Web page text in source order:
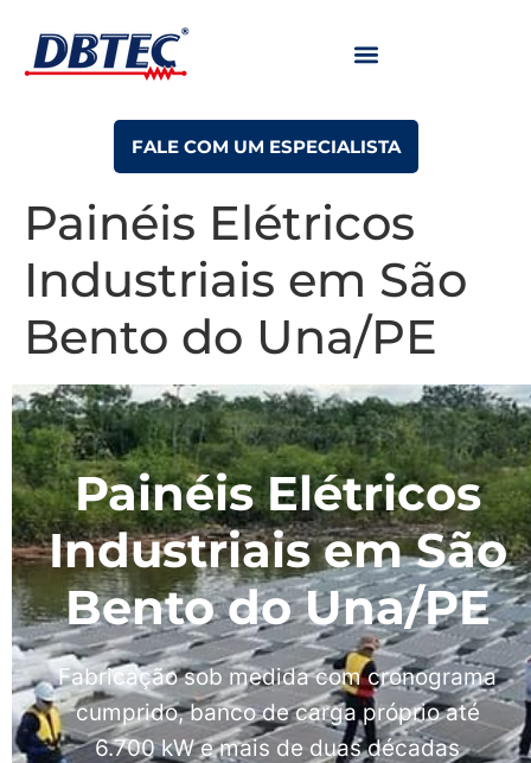
FALE COM UM ESPECIALISTA
Painéis Elétricos
Industriais em São
Bento do Una/PE
Painéis Elétricos
Industriais em São
Bento do Una/PE
Fabricação sob medida com cronograma
cumprido, banco de carga próprio até
6.700 kW e mais de duas décadas